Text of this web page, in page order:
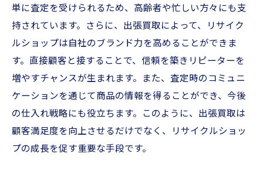
単に査定を受けられるため、高齢者や忙しい方々にも支
持されています。さらに、出張買取によって、リサイク
ルショップは自社のブランド力を高めることができま
す。直接顧客と接することで、信頼を築きリピーターを
増やすチャンスが生まれます。また、査定時のコミュニ
ケーションを通じて商品の情報を得ることができ、今後
の仕入れ戦略にも役立ちます。このように、出張買取は
顧客満足度を向上させるだけでなく、リサイクルショッ
プの成長を促す重要な手段です。